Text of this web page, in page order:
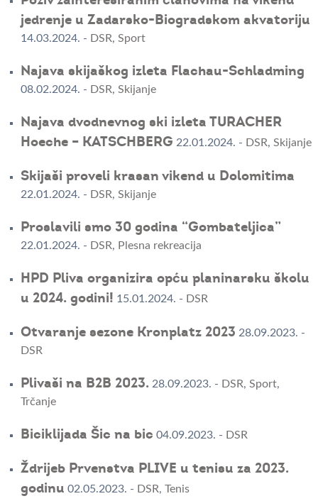
jedrenje u Zadarsko-Biogradskom akvatoriju
14.03.2024. - DSR, Sport
Najava skijaškog izleta Flachau-Schladming
08.02.2024. - DSR, Skijanje
Najava dvodnevnog ski izleta TURACHER
Hoeche – KATSCHBERG 22.01.2024. - DSR, Skijanje
Skijaši proveli krasan vikend u Dolomitima
22.01.2024. - DSR, Skijanje
Proslavili smo 30 godina “Gombateljica”
22.01.2024. - DSR, Plesna rekreacija
HPD Pliva organizira opću planinarsku školu
u 2024. godini! 15.01.2024. - DSR
Otvaranje sezone Kronplatz 2023 28.09.2023. -
DSR
Plivaši na B2B 2023. 28.09.2023. - DSR, Sport,
Trčanje
Biciklijada Šic na bic 04.09.2023. - DSR
Ždrijeb Prvenstva PLIVE u tenisu za 2023.
godinu 02.05.2023. - DSR, Tenis